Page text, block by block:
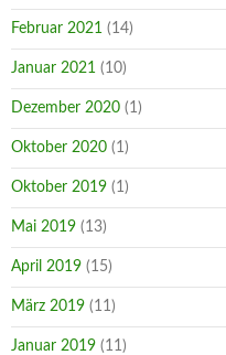
Februar 2021 (14)
Januar 2021 (10)
Dezember 2020 (1)
Oktober 2020 (1)
Oktober 2019 (1)
Mai 2019 (13)
April 2019 (15)
März 2019 (11)
Januar 2019 (11)